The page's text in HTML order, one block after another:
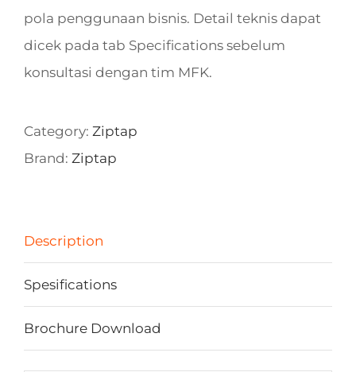
pola penggunaan bisnis. Detail teknis dapat
dicek pada tab Specifications sebelum
konsultasi dengan tim MFK.
Category: Ziptap
Brand: Ziptap
Description
Spesifications
Brochure Download